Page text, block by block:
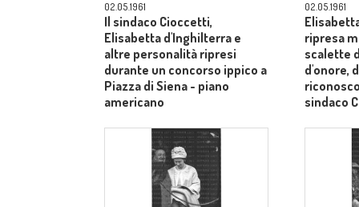
02.05.1961
Il sindaco Cioccetti,
Elisabetta d'Inghilterra e
altre personalità ripresi
durante un concorso ippico a
Piazza di Siena - piano
americano
02.05.1961
ripresa
scalette
d'onore,
sindaco